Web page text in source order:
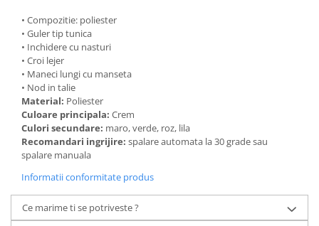
• Compozitie: poliester
• Guler tip tunica
• Inchidere cu nasturi
• Croi lejer
• Maneci lungi cu manseta
• Nod in talie
Material: Poliester
Culoare principala: Crem
Culori secundare: maro, verde, roz, lila
Recomandari ingrijire: spalare automata la 30 grade sau
spalare manuala
Informatii conformitate produs
Ce marime ti se potriveste ?